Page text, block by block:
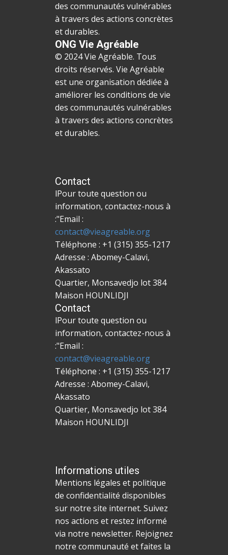
des communautés vulnérables
à travers des actions concrètes
et durables.
ONG Vie Agréable
© 2024 Vie Agréable. Tous
droits réservés. Vie Agréable
est une organisation dédiée à
améliorer les conditions de vie
des communautés vulnérables
à travers des actions concrètes
et durables.
Contact
l​Pour toute question ou
information, contactez-nous à
:"Email :
contact@vieagreable.org
Téléphone : +1 (315) 355-1217
Adresse : ​Abomey-Calavi,
Akassato
Quartier, Monsavedjo lot 384
Maison HOUNLIDJI
Contact
l​Pour toute question ou
information, contactez-nous à
:"Email :
contact@vieagreable.org
Téléphone : +1 (315) 355-1217
Adresse : ​Abomey-Calavi,
Akassato
Quartier, Monsavedjo lot 384
Maison HOUNLIDJI
Informations utiles
Mentions légales et politique
de confidentialité disponibles
sur notre site internet. Suivez
nos actions et restez informé
via notre newsletter. Rejoignez
notre communauté et faites la